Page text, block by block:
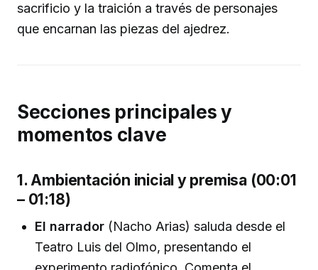
sacrificio y la traición a través de personajes
que encarnan las piezas del ajedrez.
Secciones principales y
momentos clave
1. Ambientación inicial y premisa (00:01
– 01:18)
El narrador (Nacho Arias) saluda desde el
Teatro Luis del Olmo, presentando el